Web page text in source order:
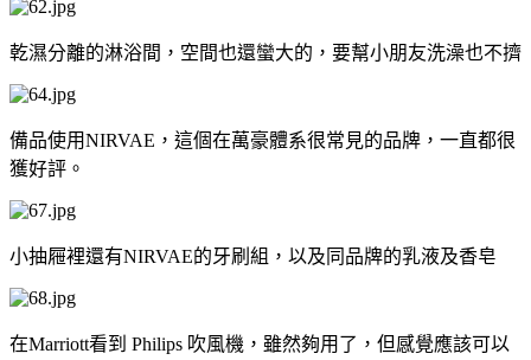
乾濕分離的淋浴間，空間也還蠻大的，要幫小朋友洗澡也不擠
備品使用NIRVAE，這個在萬豪體系很常見的品牌，一直都很
獲好評。
小抽屜裡還有NIRVAE的牙刷組，以及同品牌的乳液及香皂
在Marriott看到 Philips 吹風機，雖然夠用了，但感覺應該可以